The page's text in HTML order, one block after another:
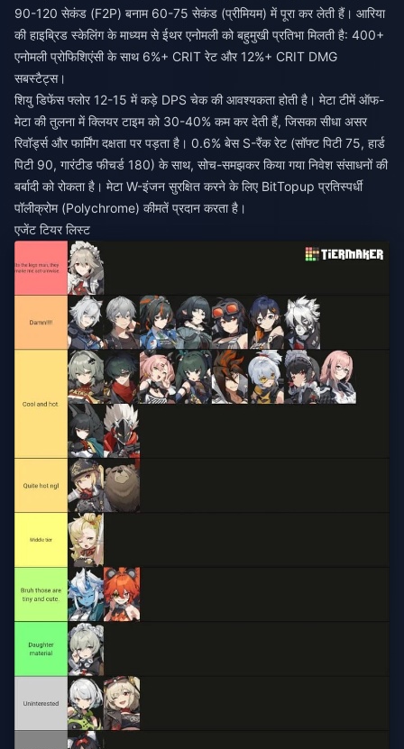
90-120 सेकंड (F2P) बनाम 60-75 सेकंड (प्रीमियम) में पूरा कर लेती हैं। आरिया
की हाइब्रिड स्केलिंग के माध्यम से ईथर एनोमली को बहुमुखी प्रतिभा मिलती है: 400+
एनोमली प्रोफिशिएंसी के साथ 6%+ CRIT रेट और 12%+ CRIT DMG
सबस्टैट्स।
शियु डिफेंस फ्लोर 12-15 में कड़े DPS चेक की आवश्यकता होती है। मेटा टीमें ऑफ-
मेटा की तुलना में क्लियर टाइम को 30-40% कम कर देती हैं, जिसका सीधा असर
रिवॉर्ड्स और फार्मिंग दक्षता पर पड़ता है। 0.6% बेस S-रैंक रेट (सॉफ्ट पिटी 75, हार्ड
पिटी 90, गारंटीड फीचर्ड 180) के साथ, सोच-समझकर किया गया निवेश संसाधनों की
बर्बादी को रोकता है। मेटा W-इंजन सुरक्षित करने के लिए BitTopup प्रतिस्पर्धी
पॉलीक्रोम (Polychrome) कीमतें प्रदान करता है।
एजेंट टियर लिस्ट